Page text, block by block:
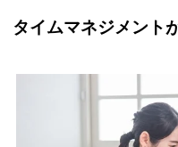
タイムマネジメント